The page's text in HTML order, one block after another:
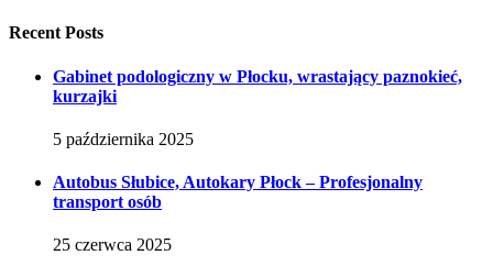
Recent Posts
Gabinet podologiczny w Płocku, wrastający paznokieć,
kurzajki
5 października 2025
Autobus Słubice, Autokary Płock – Profesjonalny
transport osób
25 czerwca 2025